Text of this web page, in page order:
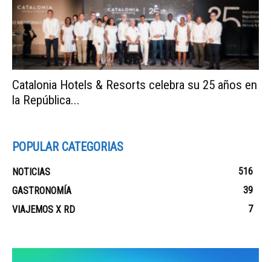
Catalonia Hotels & Resorts celebra su 25 años en
la República...
POPULAR CATEGORIAS
NOTICIAS
516
GASTRONOMÍA
39
VIAJEMOS X RD
7